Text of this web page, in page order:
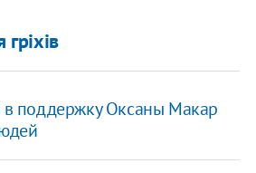
в поддержку Оксаны Макар